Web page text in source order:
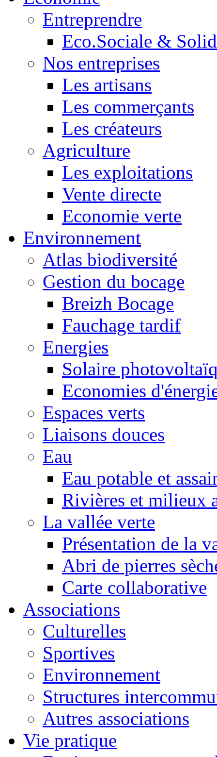
Entreprendre
Eco.Sociale &
Nos entreprises
Les artisans
Les commerçants
Les créateurs
Agriculture
Les exploitations
Vente directe
Economie verte
Environnement
Atlas biodiversité
Gestion du bocage
Breizh Bocage
Fauchage tardif
Energies
Solaire
Economies
Espaces verts
Liaisons douces
Eau
Eau potable et
Rivières et milieux
La vallée verte
Présentation de la
Abri de pierres
Carte collaborative
Associations
Culturelles
Sportives
Environnement
Structures
Autres associations
Vie pratique